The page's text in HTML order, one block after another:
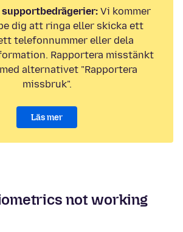
Vi kommer
dig att ringa eller skicka ett
telefonnummer eller dela
Rapportera misstänkt
alternativet "Rapportera
missbruk".
Läs mer
not working